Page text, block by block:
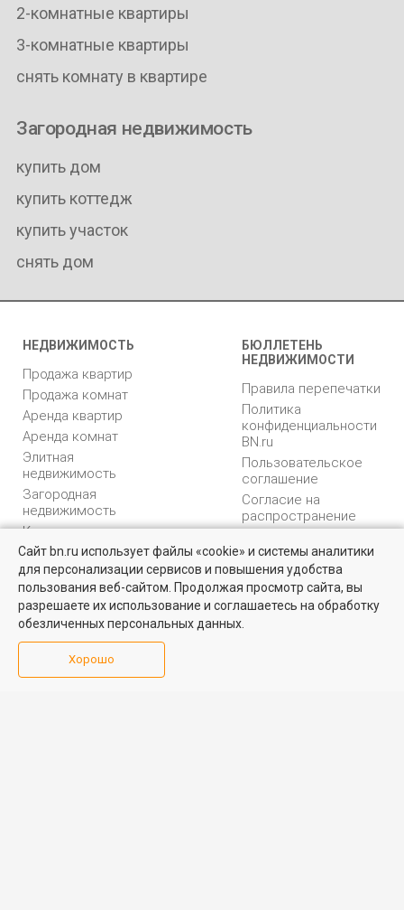
2-комнатные квартиры
3-комнатные квартиры
снять комнату в квартире
Загородная недвижимость
купить дом
купить коттедж
купить участок
снять дом
НЕДВИЖИМОСТЬ
Продажа квартир
Продажа комнат
Аренда квартир
Аренда комнат
Элитная
недвижимость
Загородная
недвижимость
Коммерческая
недвижимость
БЮЛЛЕТЕНЬ
НЕДВИЖИМОСТИ
Правила перепечатки
Политика
конфиденциальности
BN.ru
Пользовательское
соглашение
Согласие на
распространение
персональных данных
Карта сайта
Медийная реклама
PR продвижение
Аналитика
недвижимости
Сайт bn.ru использует файлы «cookie» и системы аналитики
для персонализации сервисов и повышения удобства
пользования веб-сайтом. Продолжая просмотр сайта, вы
разрешаете их использование и соглашаетесь на обработку
обезличенных персональных данных.
Хорошо